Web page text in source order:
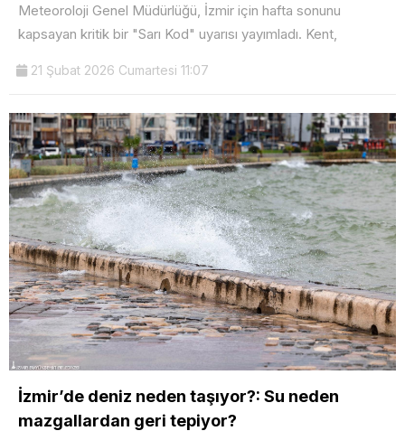
Meteoroloji Genel Müdürlüğü, İzmir için hafta sonunu
kapsayan kritik bir "Sarı Kod" uyarısı yayımladı. Kent,
21 Şubat 2026 Cumartesi 11:07
İzmir’de deniz neden taşıyor?: Su neden
mazgallardan geri tepiyor?